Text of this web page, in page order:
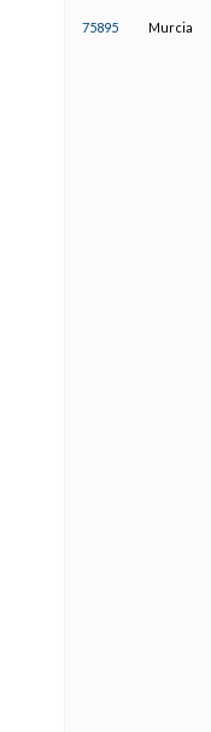
75895 Murcia